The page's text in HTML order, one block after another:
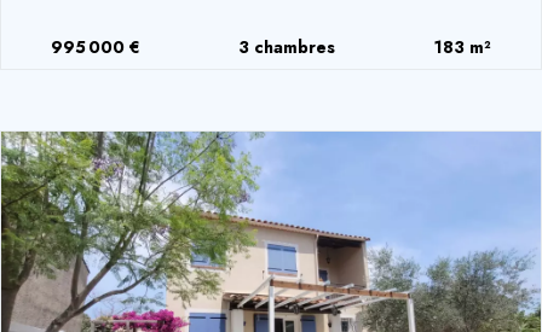
995 000 € 3 chambres 183 m²